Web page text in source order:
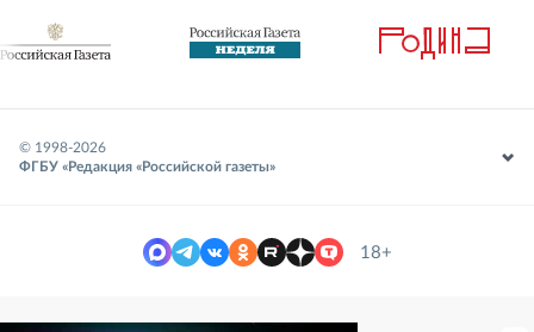
© 1998-2026
ФГБУ «Редакция «Российской газеты»
18+